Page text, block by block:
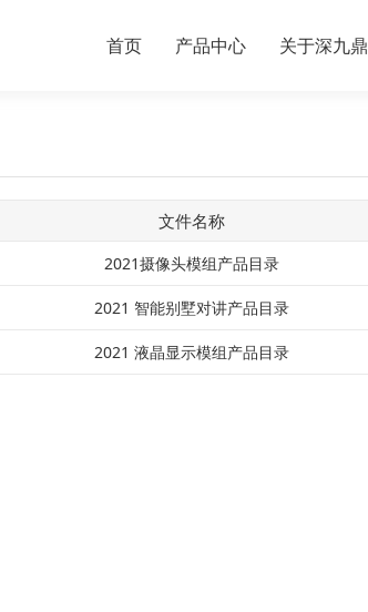
首页 产品中心 关于深九鼎
文件名称
2021摄像头模组产品目录
2021 智能别墅对讲产品目录
2021 液晶显示模组产品目录